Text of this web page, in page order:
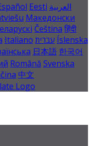
Eesti العربية
Македонски
Čeština हिंदी
Italiano עברית Íslenska
日本語 한국어
Română Svenska
中文